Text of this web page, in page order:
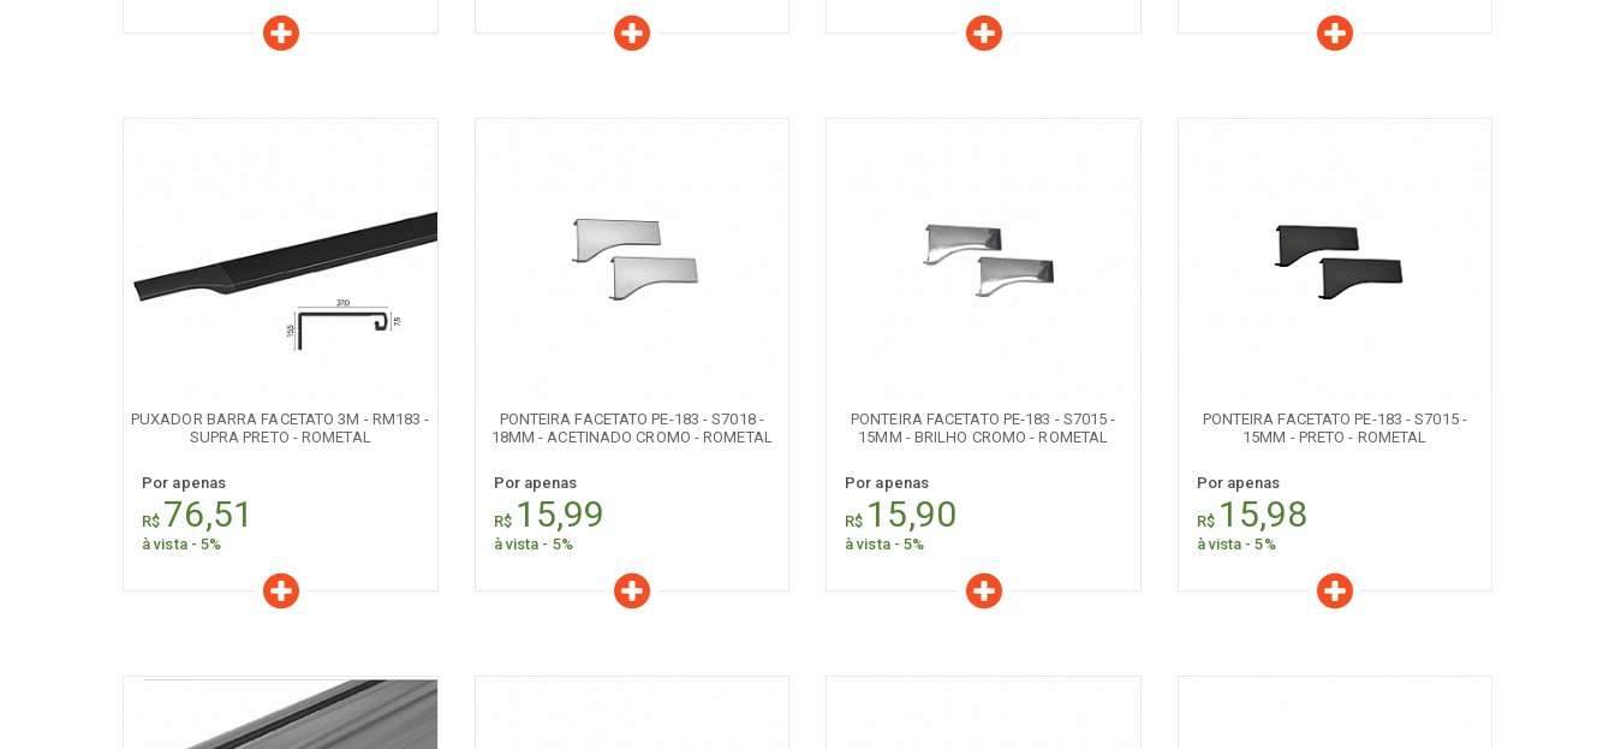
PUXADOR BARRA FACETATO 3M - RM183 -
SUPRA PRETO - ROMETAL
Por apenas
R$ 76,51
à vista - 5%
Características
Quantidade:
PONTEIRA FACETATO PE-183 - S7018 -
18MM - ACETINADO CROMO - ROMETAL
Por apenas
R$ 15,99
à vista - 5%
Características
PONTEIRA FACETATO PE-183 - S7015 -
15MM - BRILHO CROMO - ROMETAL
Por apenas
R$ 15,90
à vista - 5%
Características
PONTEIRA FACETATO PE-183 - S7015 -
15MM - PRETO - ROMETAL
Por apenas
R$ 15,98
à vista - 5%
Características